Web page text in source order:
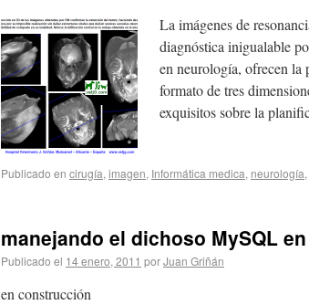
La imágenes de
diagnóstica inigualable
en neurología, ofrecen la
formato de tres
exquisitos sobre la
Publicado en cirugía, imagen, Informática medica, neurología,
manejando el dichoso MySQL
Publicado el 14 enero, 2011 porJuan Griñán
en construcción